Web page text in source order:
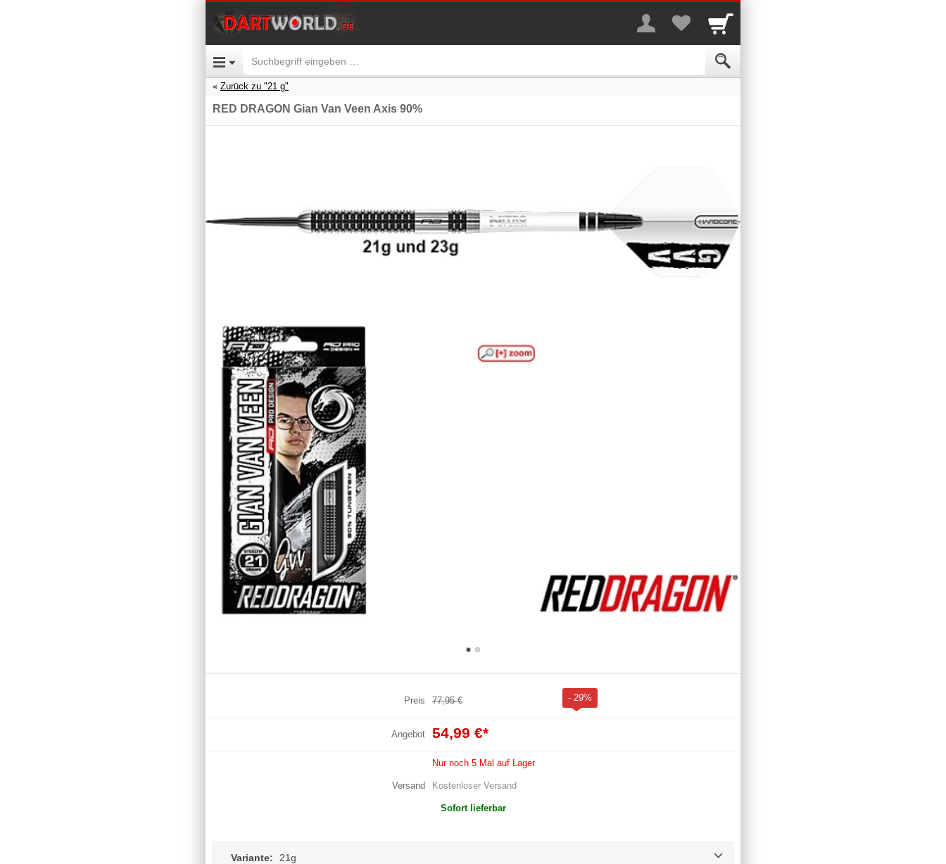
Zurück zu "21 g"
RED DRAGON Gian Van Veen Axis 90%
Preis 77,95 € - 29%
Angebot 54,99 €*
Nur noch 5 Mal auf Lager
Versand Kostenloser Versand
Sofort lieferbar
Variante: 21g